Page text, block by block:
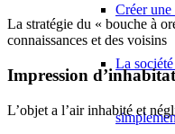
Créer une
La
La stratégie du « bouche à
connaissances et des voisins
Impression
L’objet a l’air inhabité et